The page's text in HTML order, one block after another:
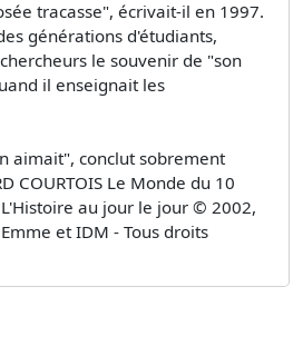
tracasse", écrivait-il en 1997.
générations d'étudiants,
le souvenir de "son
il enseignait les
aimait", conclut sobrement
COURTOIS Le Monde du 10
au jour le jour © 2002,
et IDM - Tous droits